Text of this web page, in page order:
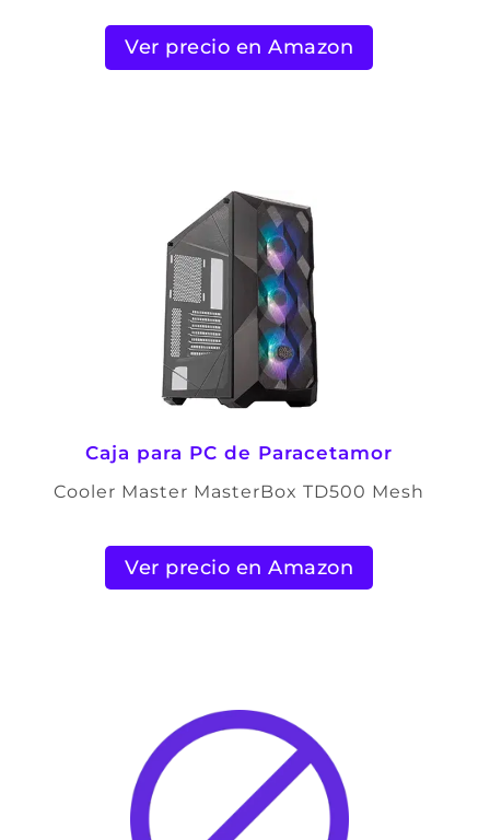
Ver precio en Amazon
Caja para PC de Paracetamor
Cooler Master MasterBox TD500 Mesh
Ver precio en Amazon